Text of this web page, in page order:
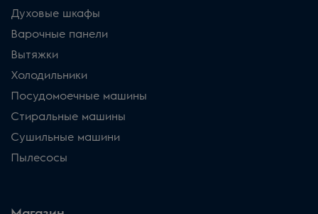
Духовые шкафы
Варочные панели
Вытяжки
Холодильники
Посудомоечные машины
Стиральные машины
Сушильные машини
Пылесосы